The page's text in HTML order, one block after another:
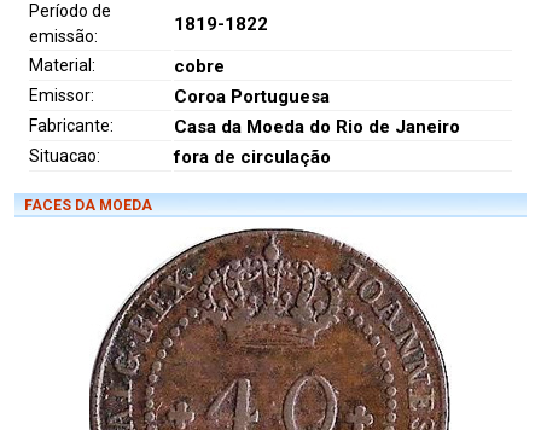
Período de
emissão:
1819-1822
Material: cobre
Emissor: Coroa Portuguesa
Fabricante: Casa da Moeda do Rio de Janeiro
Situacao: fora de circulação
FACES DA MOEDA